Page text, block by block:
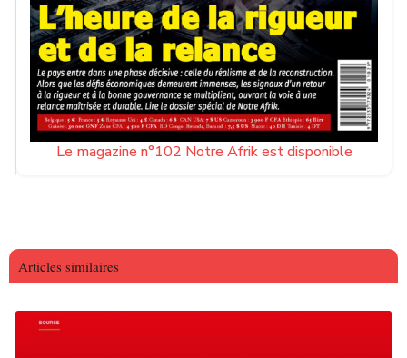
Le magazine n°102 Notre Afrik est disponible
Articles similaires